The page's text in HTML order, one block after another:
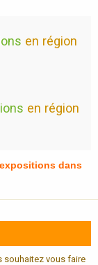
en région
en région
dans
souhaitez vous faire